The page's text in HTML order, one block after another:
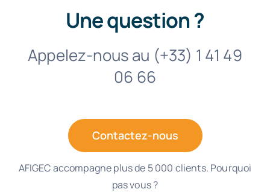
Une question ?
Appelez-nous au (+33) 1 41 49
06 66
Contactez-nous
AFIGEC accompagne plus de 5 000 clients. Pourquoi
pas vous ?